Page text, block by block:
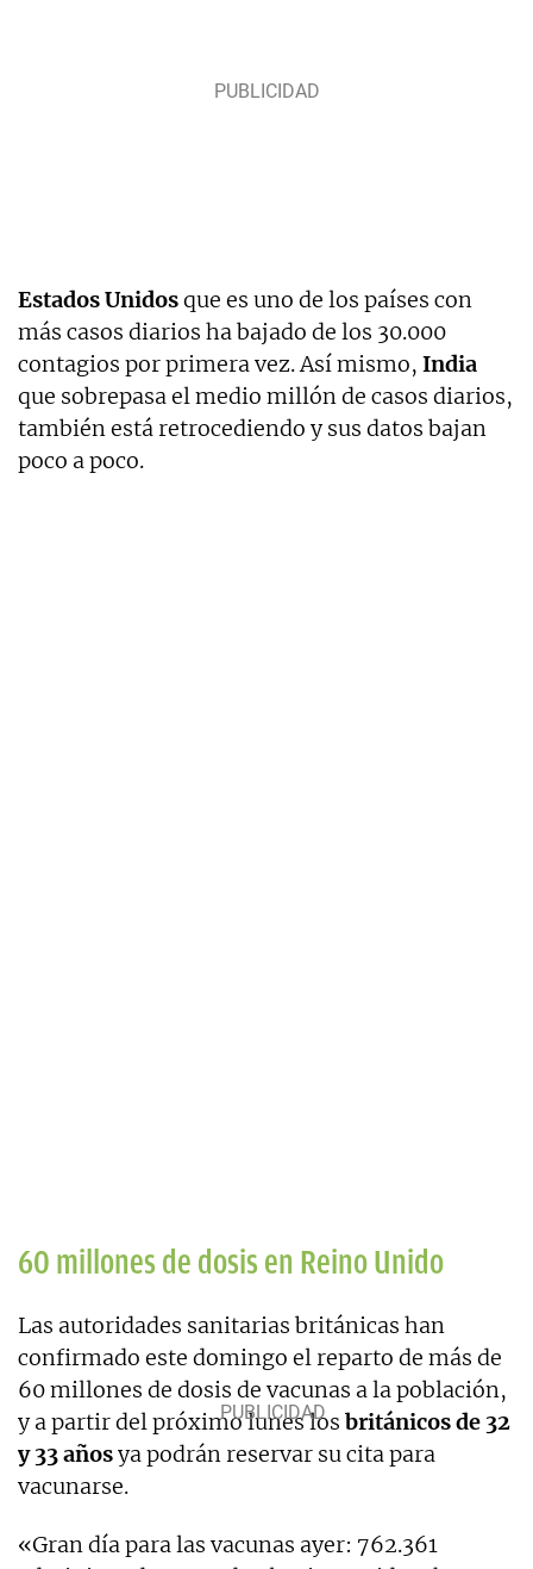
Estados Unidosque es uno de los países con
más casos diarios ha bajado de los 30.000
contagios por primera vez. Así mismo, India
que sobrepasa el medio millón de casos diarios,
también está retrocediendo y sus datos bajan
poco a poco.
60 millones de dosis en Reino Unido
Las autoridades sanitarias británicas han
confirmado este domingo el reparto de más de
60 millones de dosis de vacunas a la población,
y a partir del próximo lunes los británicos de 32
y 33 añosya podrán reservar su cita para
vacunarse.
«Gran día para las vacunas ayer: 762.361